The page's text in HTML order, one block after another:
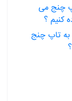
چنج می
کنیم ؟
به تاپ چنج